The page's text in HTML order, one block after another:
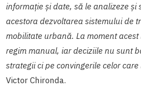
informație și date, să le analizeze și
acestora dezvoltarea sistemului de
mobilitate urbană. La moment
regim manual, iar deciziile nu sunt
strategii ci pe convingerile celor care
Victor Chironda.